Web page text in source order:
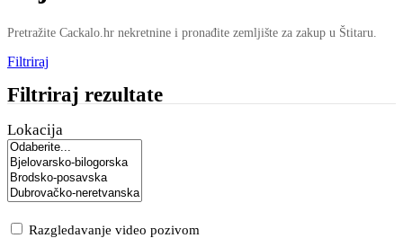
Pretražite Cackalo.hr nekretnine i pronađite zemljište za zakup u Štitaru.
Filtriraj
Filtriraj rezultate
Lokacija
Razgledavanje video pozivom